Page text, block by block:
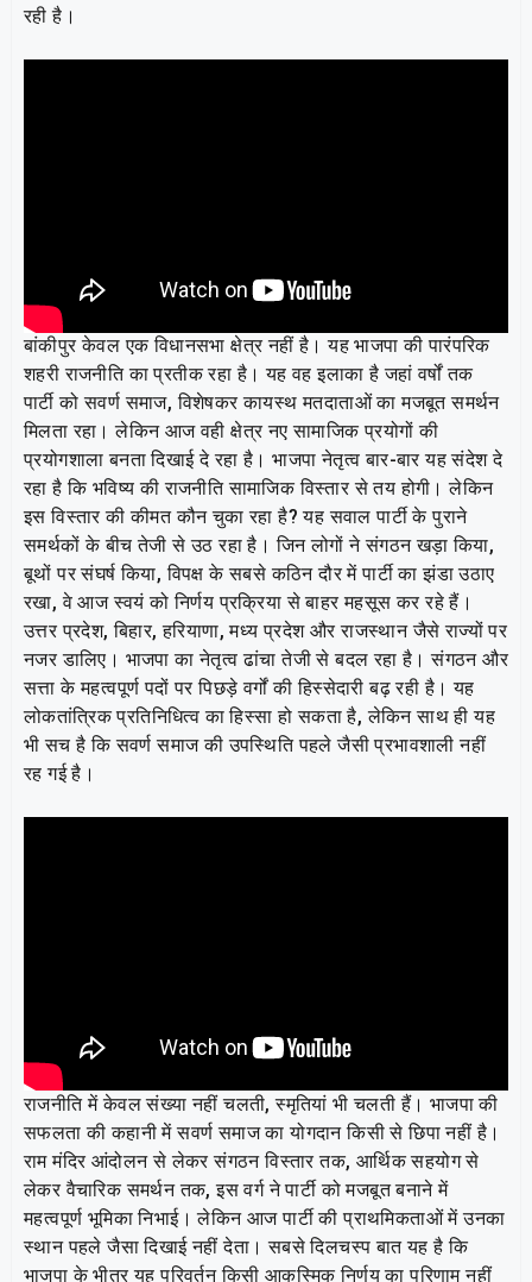
रही है।
बांकीपुर केवल एक विधानसभा क्षेत्र नहीं है। यह भाजपा की पारंपरिक
शहरी राजनीति का प्रतीक रहा है। यह वह इलाका है जहां वर्षों तक
पार्टी को सवर्ण समाज, विशेषकर कायस्थ मतदाताओं का मजबूत समर्थन
मिलता रहा। लेकिन आज वही क्षेत्र नए सामाजिक प्रयोगों की
प्रयोगशाला बनता दिखाई दे रहा है। भाजपा नेतृत्व बार-बार यह संदेश दे
रहा है कि भविष्य की राजनीति सामाजिक विस्तार से तय होगी। लेकिन
इस विस्तार की कीमत कौन चुका रहा है? यह सवाल पार्टी के पुराने
समर्थकों के बीच तेजी से उठ रहा है। जिन लोगों ने संगठन खड़ा किया,
बूथों पर संघर्ष किया, विपक्ष के सबसे कठिन दौर में पार्टी का झंडा उठाए
रखा, वे आज स्वयं को निर्णय प्रक्रिया से बाहर महसूस कर रहे हैं।
उत्तर प्रदेश, बिहार, हरियाणा, मध्य प्रदेश और राजस्थान जैसे राज्यों पर
नजर डालिए। भाजपा का नेतृत्व ढांचा तेजी से बदल रहा है। संगठन और
सत्ता के महत्वपूर्ण पदों पर पिछड़े वर्गों की हिस्सेदारी बढ़ रही है। यह
लोकतांत्रिक प्रतिनिधित्व का हिस्सा हो सकता है, लेकिन साथ ही यह
भी सच है कि सवर्ण समाज की उपस्थिति पहले जैसी प्रभावशाली नहीं
रह गई है।
राजनीति में केवल संख्या नहीं चलती, स्मृतियां भी चलती हैं। भाजपा की
सफलता की कहानी में सवर्ण समाज का योगदान किसी से छिपा नहीं है।
राम मंदिर आंदोलन से लेकर संगठन विस्तार तक, आर्थिक सहयोग से
लेकर वैचारिक समर्थन तक, इस वर्ग ने पार्टी को मजबूत बनाने में
महत्वपूर्ण भूमिका निभाई। लेकिन आज पार्टी की प्राथमिकताओं में उनका
स्थान पहले जैसा दिखाई नहीं देता। सबसे दिलचस्प बात यह है कि
भाजपा के भीतर यह परिवर्तन किसी आकस्मिक निर्णय का परिणाम नहीं